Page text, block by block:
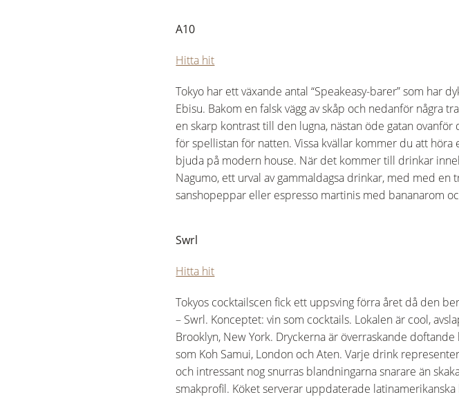
A10
Hitta hit
Tokyo har ett växande antal “Speakeasy-barer” som har
Ebisu. Bakom en falsk vägg av skåp och nedanför några
en skarp kontrast till den lugna, nästan öde gatan
för spellistan för natten. Vissa kvällar kommer du att höra
bjuda på modern house. När det kommer till drinkar
Nagumo, ett urval av gammaldagsa drinkar, med med
sanshopeppar eller espresso martinis med bananarom
Swrl
Hitta hit
Tokyos cocktailscen fick ett uppsving förra året då den
– Swrl. Konceptet: vin som cocktails. Lokalen är cool,
Brooklyn, New York. Dryckerna är överraskande
som Koh Samui, London och Aten. Varje drink
och intressant nog snurras blandningarna snarare än
smakprofil. Köket serverar uppdaterade